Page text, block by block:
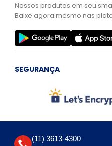
Nossos produtos em seu
Baixe agora mesmo nas
SEGURANÇA
(11) 3613-4300